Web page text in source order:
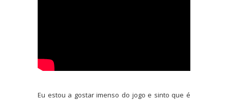
Eu estou a gostar imenso do jogo e sinto que é